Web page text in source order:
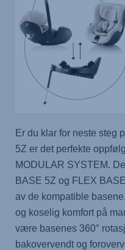
Er du klar for neste steg
5Z er det perfekte
MODULAR SYSTEM.
BASE 5Z og FLEX
av de kompatible
og koselig komfort på
være basenes 360°
bakovervendt og